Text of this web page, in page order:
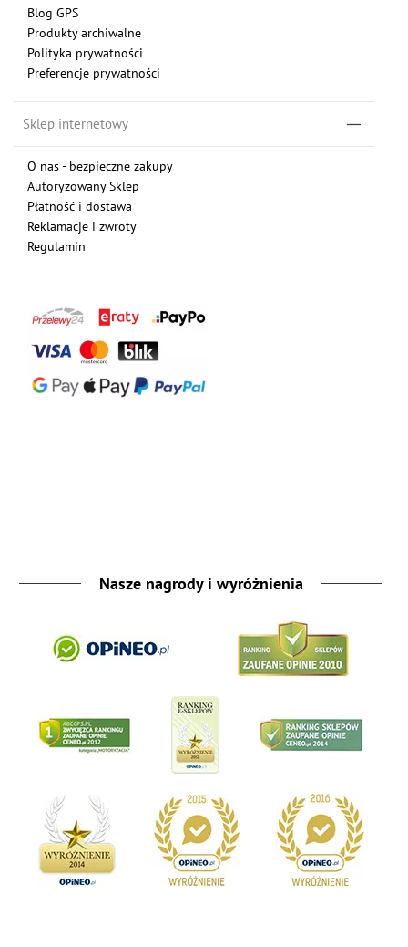
Blog GPS
Produkty archiwalne
Polityka prywatności
Preferencje prywatności
Sklep internetowy
O nas - bezpieczne zakupy
Autoryzowany Sklep
Płatność i dostawa
Reklamacje i zwroty
Regulamin
Nasze nagrody i wyróżnienia